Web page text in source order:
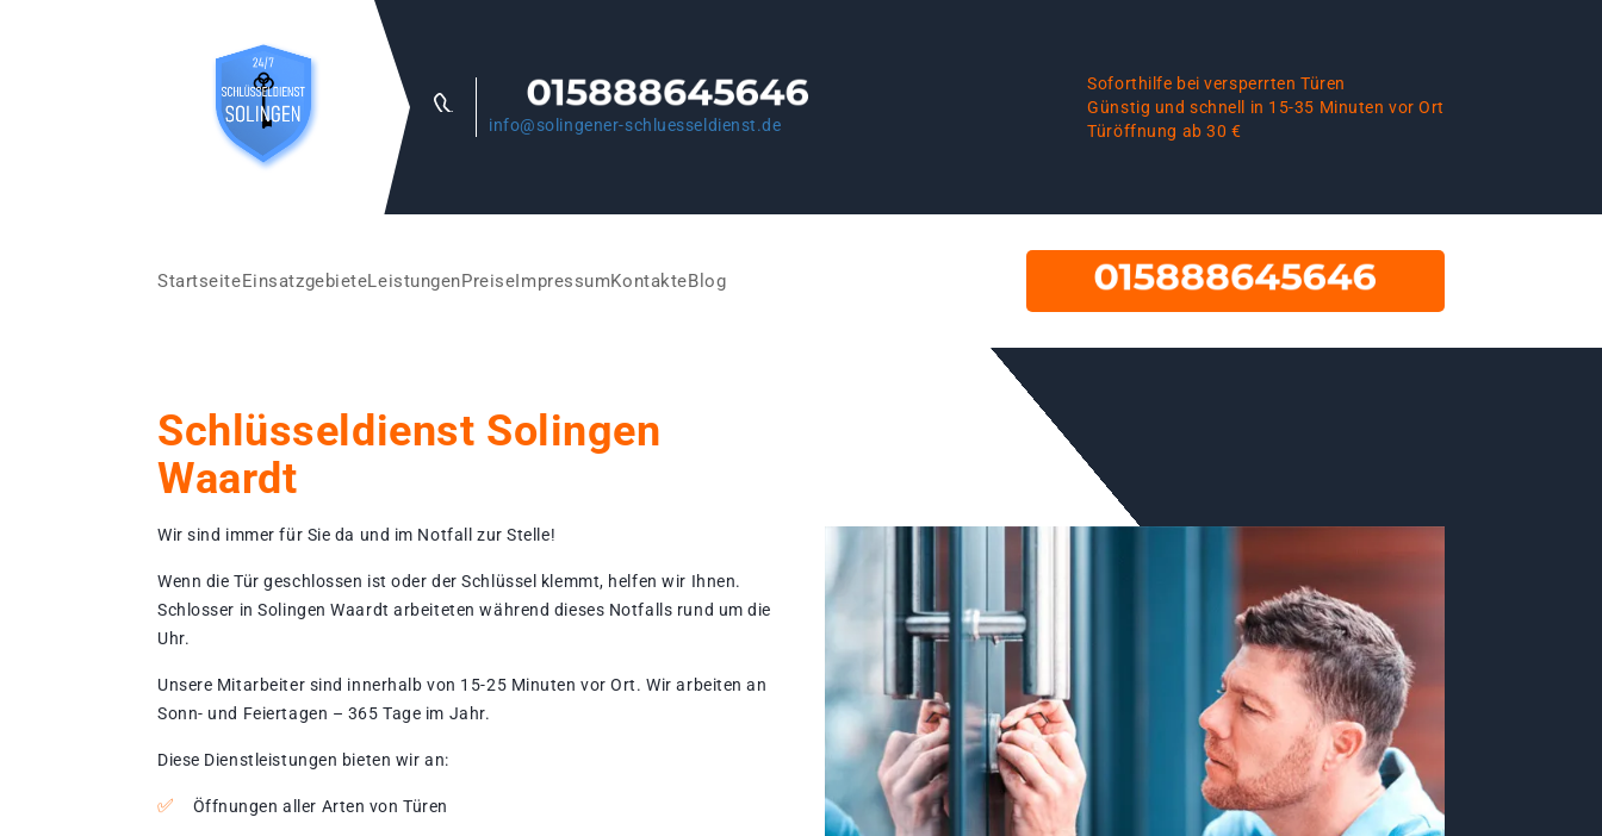
info@solingener-schluesseldienst.de
Soforthilfe bei versperrten Türen
Günstig und schnell in 15-35 Minuten vor Ort
Türöffnung ab 30 €
StartseiteEinsatzgebieteLeistungenPreiseImpressumKontakteBlog
Schlüsseldienst Solingen
Waardt
Wir sind immer für Sie da und im Notfall zur Stelle!
Wenn die Tür geschlossen ist oder der Schlüssel klemmt, helfen wir Ihnen.
Schlosser in Solingen Waardt arbeiteten während dieses Notfalls rund um die
Uhr.
Unsere Mitarbeiter sind innerhalb von 15-25 Minuten vor Ort. Wir arbeiten an
Sonn- und Feiertagen – 365 Tage im Jahr.
Diese Dienstleistungen bieten wir an:
Öffnungen aller Arten von Türen